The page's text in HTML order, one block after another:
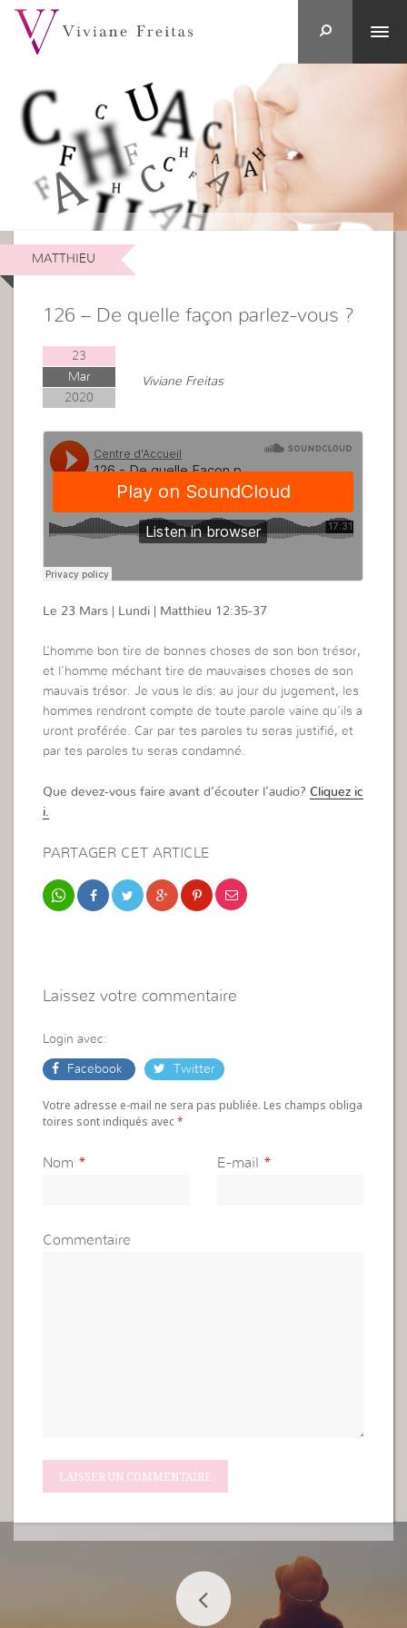
MATTHIEU
126 – De quelle façon parlez-vous ?
23
Mar
2020
Viviane Freitas
Le 23 Mars | Lundi | Matthieu 12:35-37
L’homme bon tire de bonnes choses de son bon trésor,
et l’homme méchant tire de mauvaises choses de son
mauvais trésor. Je vous le dis: au jour du jugement, les
hommes rendront compte de toute parole vaine qu’ils a
uront proférée. Car par tes paroles tu seras justifié, et
par tes paroles tu seras condamné.
Que devez-vous faire avant d’écouter l’audio?Cliquez ic
i.
PARTAGER CET ARTICLE
Laissez votre commentaire
Login avec:
Facebook Twitter
Votre adresse e-mail ne sera pas publiée. Les champs obliga
toires sont indiqués avec*
Nom * E-mail *
Commentaire